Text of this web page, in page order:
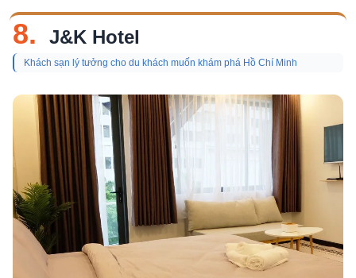
8. J&K Hotel
Khách sạn lý tưởng cho du khách muốn khám phá Hồ Chí Minh